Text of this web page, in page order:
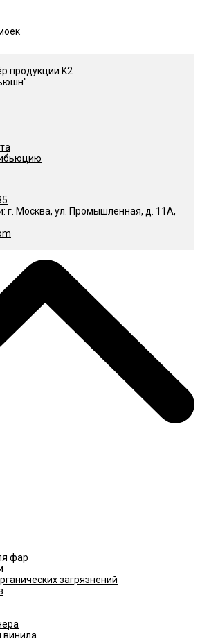
продукции K2
г. Москва, ул. Промышленная, д. 11А,
фар
загрязнений
винила